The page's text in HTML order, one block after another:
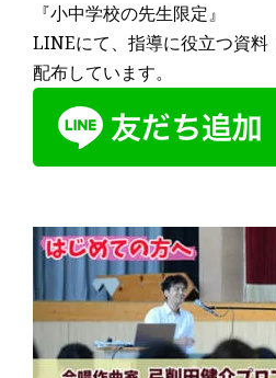
『小中学校の先生限定』
LINEにて、指導に役立つ資料
配布しています。